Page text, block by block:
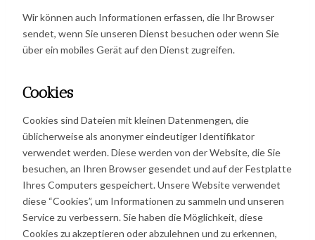
Wir können auch Informationen erfassen, die Ihr Browser
sendet, wenn Sie unseren Dienst besuchen oder wenn Sie
über ein mobiles Gerät auf den Dienst zugreifen.
Cookies
Cookies sind Dateien mit kleinen Datenmengen, die
üblicherweise als anonymer eindeutiger Identifikator
verwendet werden. Diese werden von der Website, die Sie
besuchen, an Ihren Browser gesendet und auf der Festplatte
Ihres Computers gespeichert. Unsere Website verwendet
diese “Cookies”, um Informationen zu sammeln und unseren
Service zu verbessern. Sie haben die Möglichkeit, diese
Cookies zu akzeptieren oder abzulehnen und zu erkennen,